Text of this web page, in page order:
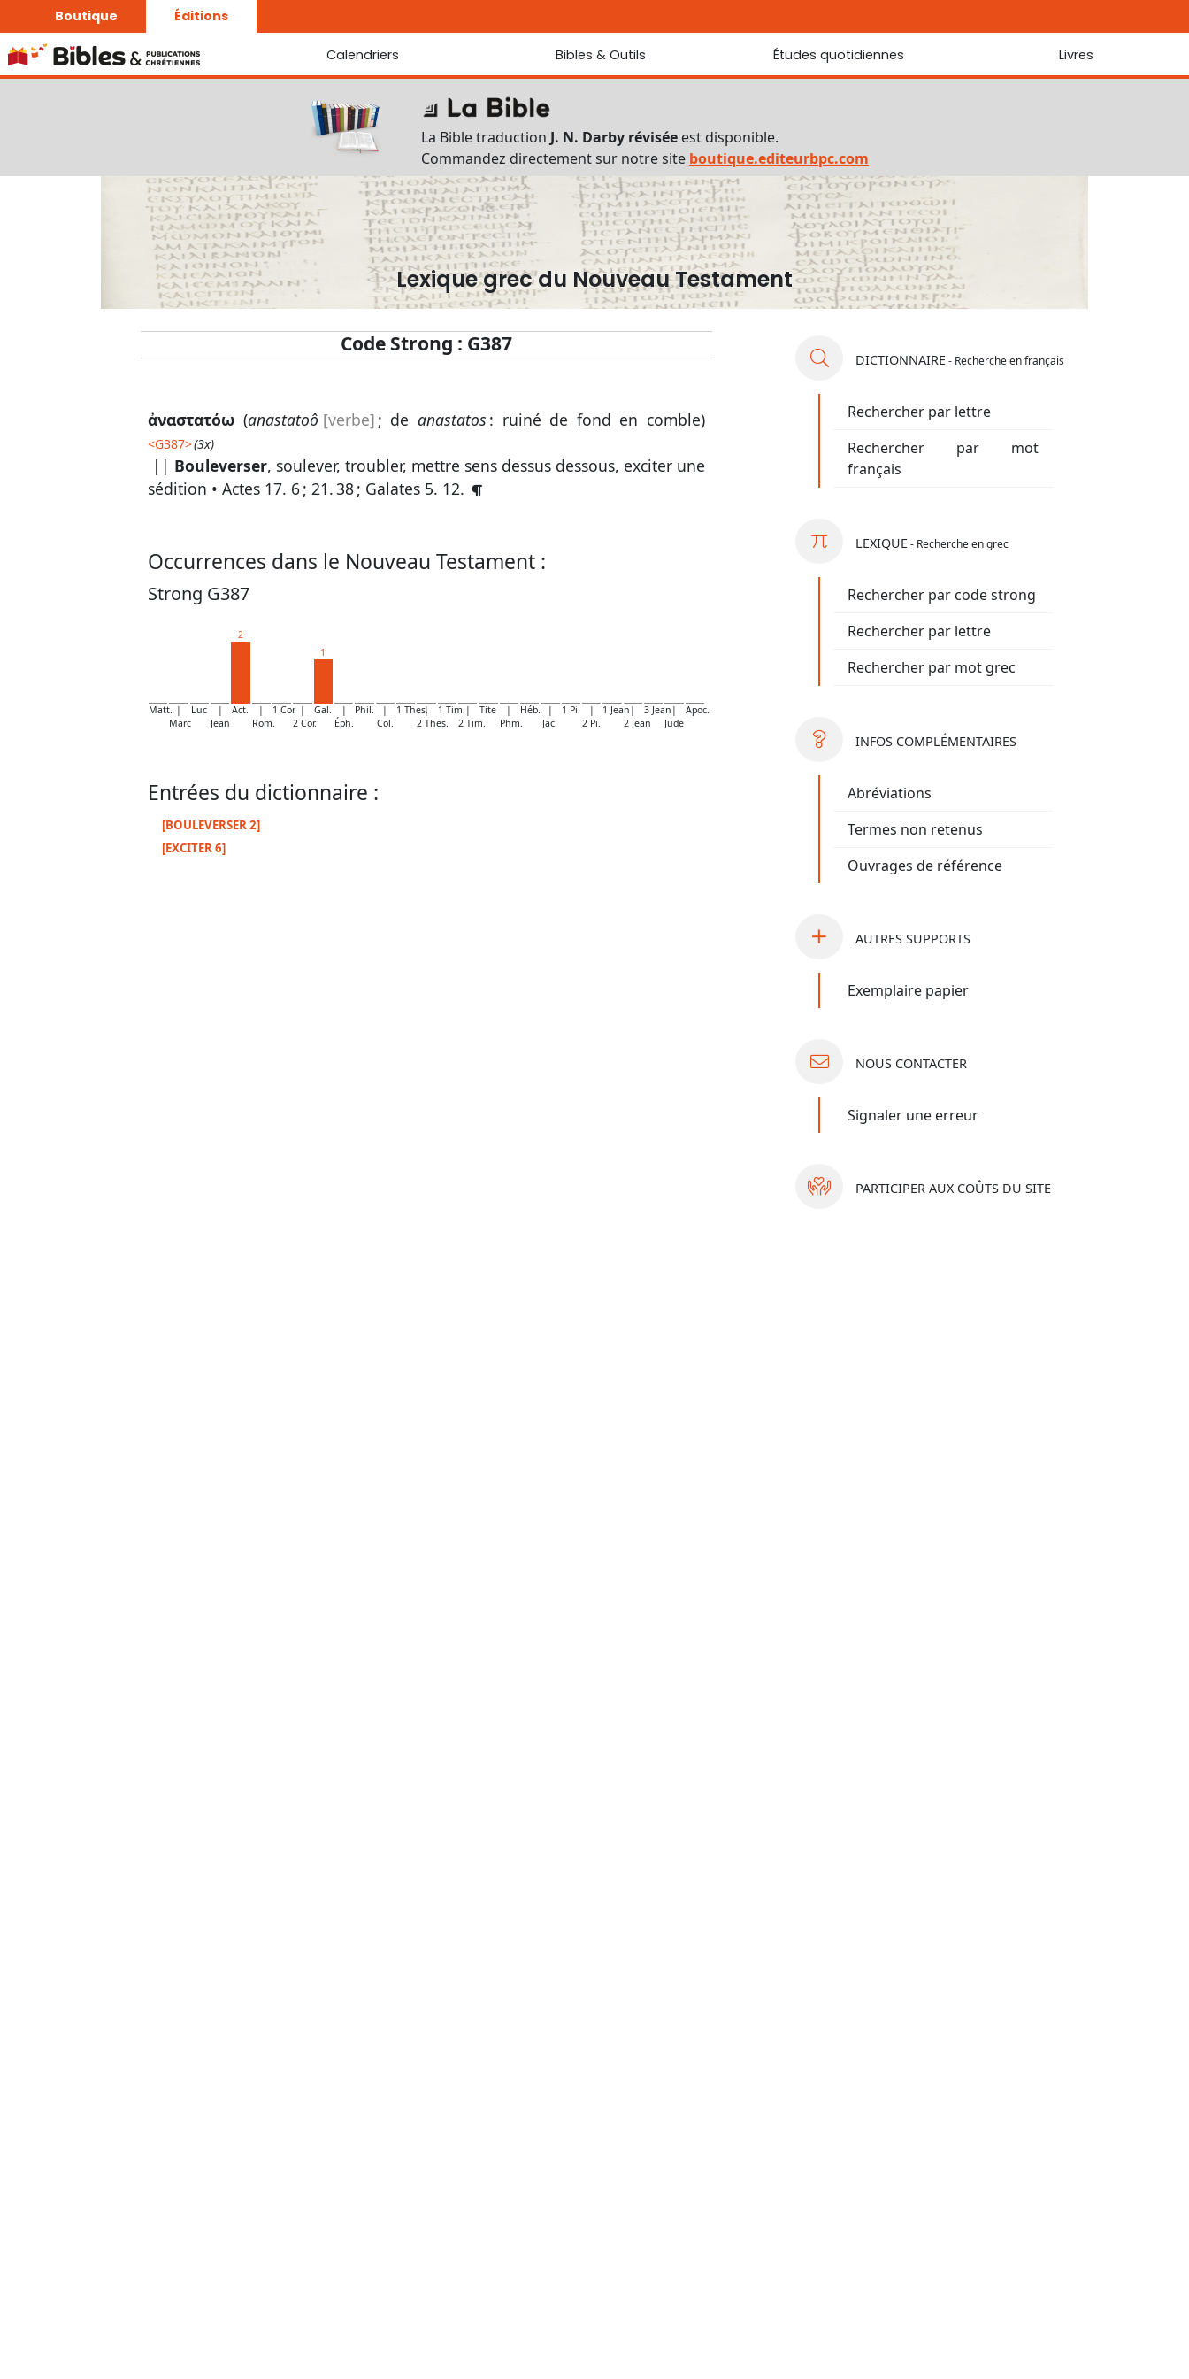
Boutique Éditions
Calendriers
La Bonne Semence
Le Seigneur est proche
Bibles & Outils
Bibles
Traduction J. N. Darby révisée
Traduction J. N. Darby
Ancien Testament interlinéaire
Nouveau Testament interlinéaire
Outils
Dictionnaire français du Nouveau Testament
Lexique grec du Nouveau Testament
Questionnaire de connaissances du Nouveau Testament
Téléchargements
Études quotidiennes Livres
La Bible traduction J. N. Darby révisée est disponible.
Commandez directement sur notre site boutique.editeurbpc.com
Lexique grec du Nouveau Testament
Code Strong : G387
ἀναστατόω (anastatoô [verbe] ; de anastatos : ruiné de fond en comble)
<G387>(3x)
|| Bouleverser, soulever, troubler, mettre sens dessus dessous, exciter une
sédition • Actes 17. 6; 21. 38; Galates 5. 12.
Occurrences dans le Nouveau Testament :
Strong G387
Matt. |
Marc
Luc
|
Jean
2
Act.
|
Rom.
1 Cor. |
2 Cor.
1
Gal.
|
Éph.
Phil.
|
Col.
1 Thes.
|
2 Thes.
1 Tim. |
2 Tim.
Tite
|
Phm.
Héb.
|
Jac.
1 Pi.
|
2 Pi.
1 Jean |
2 Jean
3 Jean |
Jude
Apoc.
Entrées du dictionnaire :
[BOULEVERSER 2]
[EXCITER 6]
DICTIONNAIRE- Recherche en français
Rechercher par lettre
Rechercher par mot
français
LEXIQUE- Recherche en grec
Rechercher par code strong
Rechercher par lettre
Rechercher par mot grec
INFOS COMPLÉMENTAIRES
Abréviations
Termes non retenus
Ouvrages de référence
AUTRES SUPPORTS
Exemplaire papier
NOUS CONTACTER
Signaler une erreur
PARTICIPER AUX COÛTS DU SITE